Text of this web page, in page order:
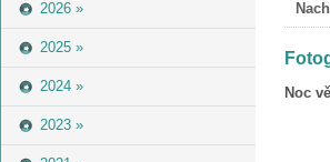
2026 »
2025 »
2024 »
2023 »
Noc